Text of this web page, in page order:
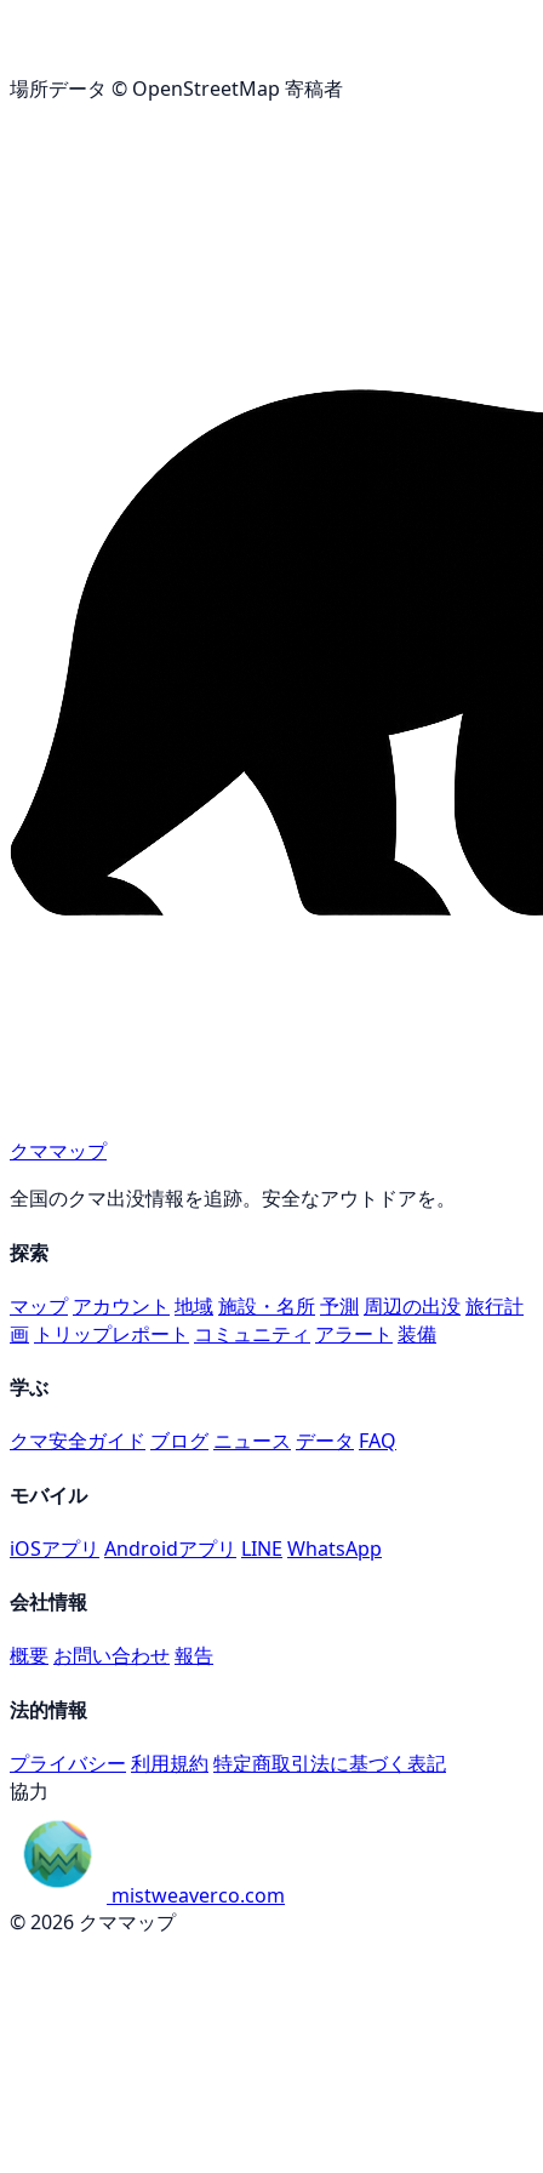
場所データ © OpenStreetMap 寄稿者
クママップ
全国のクマ出没情報を追跡。安全なアウトドアを。
探索
マップ アカウント 地域施設・名所予測 周辺の出没旅行計
画 トリップレポート コミュニティ アラート 装備
学ぶ
クマ安全ガイド ブログ ニュース データ FAQ
モバイル
iOSアプリ Androidアプリ LINE WhatsApp
会社情報
概要 お問い合わせ報告
法的情報
プライバシー 利用規約 特定商取引法に基づく表記
協力
mistweaverco.com
© 2026 クママップ